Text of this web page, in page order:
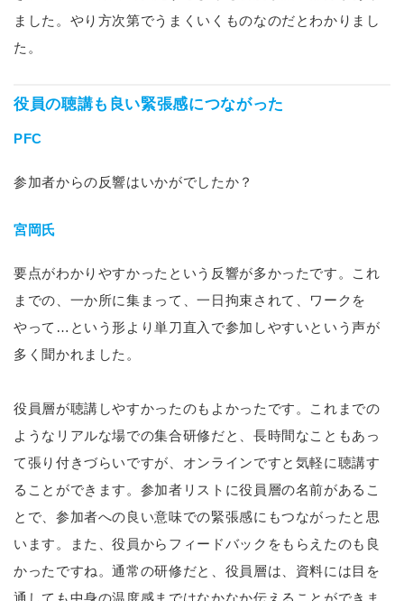
ました。やり方次第でうまくいくものなのだとわかりまし
た。
役員の聴講も良い緊張感につながった
PFC
参加者からの反響はいかがでしたか？
宮岡氏
要点がわかりやすかったという反響が多かったです。これ
までの、一か所に集まって、一日拘束されて、ワークを
やって…という形より単刀直入で参加しやすいという声が
多く聞かれました。
役員層が聴講しやすかったのもよかったです。これまでの
ようなリアルな場での集合研修だと、長時間なこともあっ
て張り付きづらいですが、オンラインですと気軽に聴講す
ることができます。参加者リストに役員層の名前があるこ
とで、参加者への良い意味での緊張感にもつながったと思
います。また、役員からフィードバックをもらえたのも良
かったですね。通常の研修だと、役員層は、資料には目を
通しても中身の温度感まではなかなか伝えることができま